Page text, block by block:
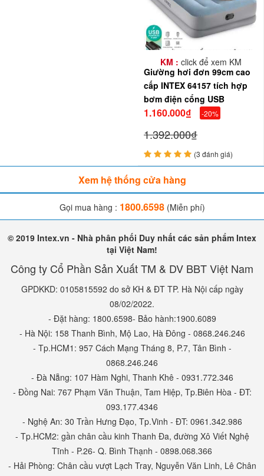
KM : click để xem KM
Giường hơi đơn 99cm cao
cấp INTEX 64157 tích hợp
bơm điện cổng USB
1.160.000₫ -20%
1.392.000₫
(3 đánh giá)
Xem hệ thống cửa hàng
Gọi mua hàng : 1800.6598(Miễn phí)
© 2019 Intex.vn - Nhà phân phối Duy nhất các sản phẩm Intex
tại Việt Nam!
Công ty Cổ Phần Sản Xuất TM & DV BBT Việt Nam
GPDKKD: 0105815592 do sở KH & ĐT TP. Hà Nội cấp ngày
08/02/2022.
- Đặt hàng: 1800.6598- Bảo hành:1900.6089
- Hà Nội: 158 Thanh Bình, Mộ Lao, Hà Đông - 0868.246.246
- Tp.HCM1: 957 Cách Mạng Tháng 8, P.7, Tân Bình -
0868.246.246
- Đà Nẵng: 107 Hàm Nghi, Thanh Khê - 0931.772.346
- Đồng Nai: 767 Phạm Văn Thuận, Tam Hiệp, Tp.Biên Hòa - ĐT:
093.177.4346
- Nghệ An: 30 Trần Hưng Đạo, Tp.Vinh - ĐT: 0961.342.986
- Tp.HCM2: gần chân cầu kinh Thanh Đa, đường Xô Viết Nghệ
Tĩnh - P.26- Q. Bình Thạnh - 0898.068.366
- Hải Phòng: Chân cầu vượt Lạch Tray, Nguyễn Văn Linh, Lê Chân